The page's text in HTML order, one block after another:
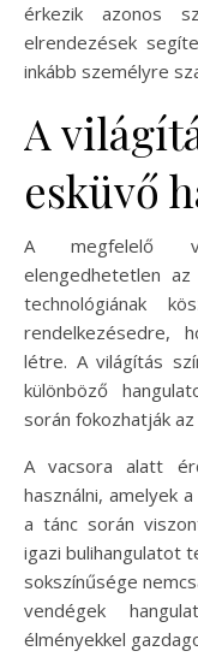
érkezik azonos
elrendezések
inkább személyre
A
esküvő
A megfelelő
elengedhetetlen
technológiának
rendelkezésedre,
létre. A világítás
különböző
során fokozhatják
A vacsora alatt
használni, amelyek
a tánc során
igazi bulihangulatot
sokszínűsége
vendégek
élményekkel